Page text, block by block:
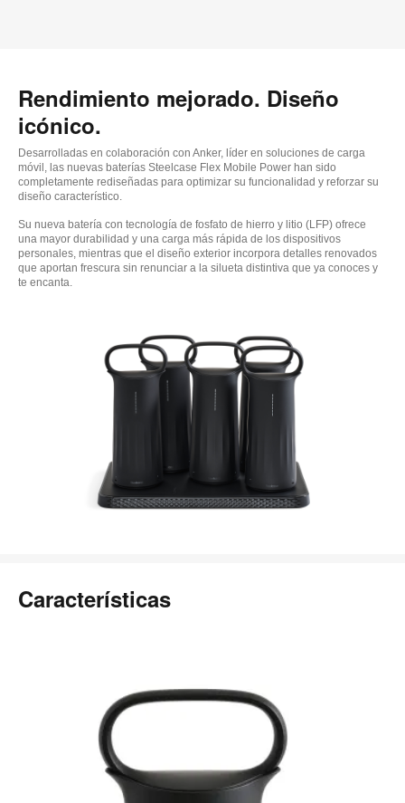
Rendimiento mejorado. Diseño
icónico.
Desarrolladas en colaboración con Anker, líder en soluciones de carga
móvil, las nuevas baterías Steelcase Flex Mobile Power han sido
completamente rediseñadas para optimizar su funcionalidad y reforzar su
diseño característico.
Su nueva batería con tecnología de fosfato de hierro y litio (LFP) ofrece
una mayor durabilidad y una carga más rápida de los dispositivos
personales, mientras que el diseño exterior incorpora detalles renovados
que aportan frescura sin renunciar a la silueta distintiva que ya conoces y
te encanta.
Características